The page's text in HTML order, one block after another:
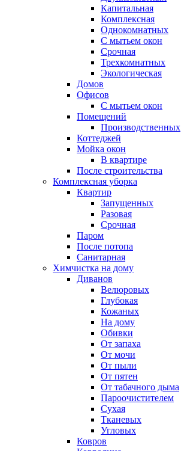
Капитальная
Комплексная
Однокомнатных
С мытьем окон
Срочная
Трехкомнатных
Экологическая
Домов
Офисов
С мытьем окон
Помещений
Производственных
Коттеджей
Мойка окон
В квартире
После строительства
Комплексная уборка
Квартир
Запущенных
Разовая
Срочная
Паром
После потопа
Санитарная
Химчистка на дому
Диванов
Велюровых
Глубокая
Кожаных
На дому
Обивки
От запаха
От мочи
От пыли
От пятен
От табачного дыма
Пароочистителем
Сухая
Тканевых
Угловых
Ковров